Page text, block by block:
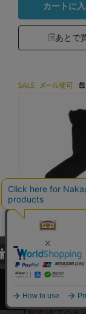
カートに
あとで
【WEB限定
けないくつ
ルクルー
ー：ブラック
当サイトでは、当サ
び利便性向上のため
関しては「プライバ
承諾する